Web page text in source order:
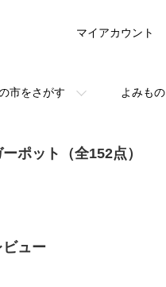
市をさがす よみもの
マイアカウント
ポット（全152点）
ュー